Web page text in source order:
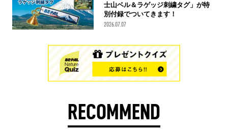
士山ベル＆ラゲッジ刺繍タグ」が特
別付録でついてきます！
2026.07.07
RECOMMEND